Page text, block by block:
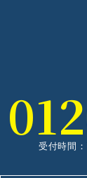
受付時間：